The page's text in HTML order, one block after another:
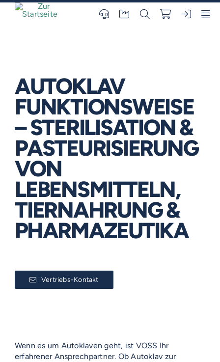
AUTOKLAV
FUNKTIONSWEISE
– STERILISATION &
PASTEURISIERUNG
VON
LEBENSMITTELN,
TIERNAHRUNG &
PHARMAZEUTIKA
Vertriebs-Kontakt
Wenn es um Autoklaven geht, ist VOSS Ihr
erfahrener Ansprechpartner. Ob Autoklav zur